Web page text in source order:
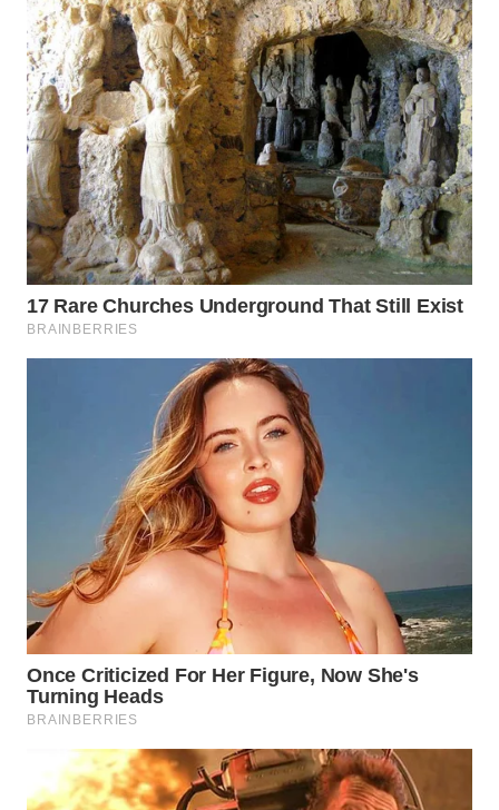
WN
SIMALUNGUN
WN
LABUHANBATU
WN
TAPANULI
TENGAH
WN DELI
SERDANG
WN
WN
KARAWANG
BEKASI
WN
WN